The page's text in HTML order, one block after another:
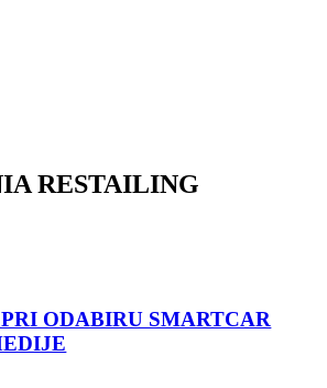
RESTAILING
ODABIRU SMARTCAR